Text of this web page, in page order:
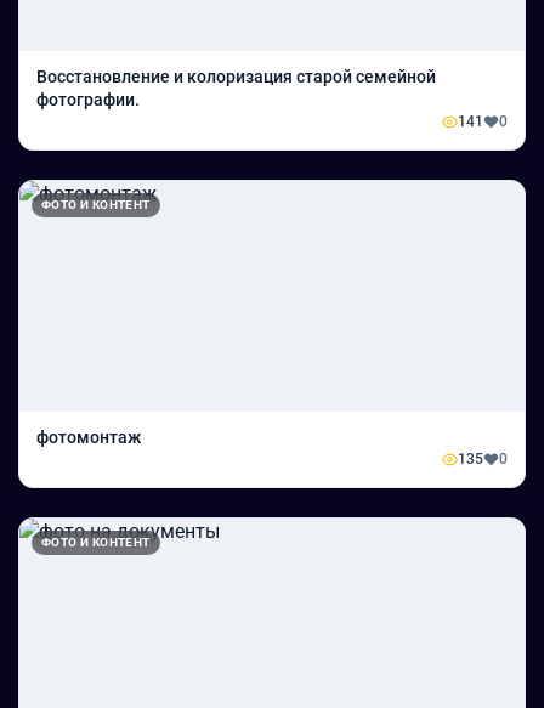
Восстановление и колоризация старой семейной
фотографии.
141 0
ФОТО И КОНТЕНТ
фотомонтаж
135 0
ФОТО И КОНТЕНТ